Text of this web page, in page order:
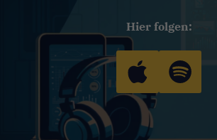
Hier folgen: